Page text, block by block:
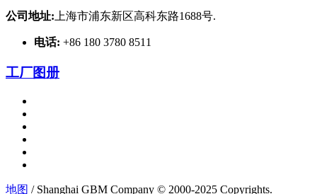
公司地址: 上海市浦东新区高科东路1688号.
电话: +86 180 3780 8511
工厂图册
地图 / Shanghai GBM Company © 2000-2025 Copyrights.